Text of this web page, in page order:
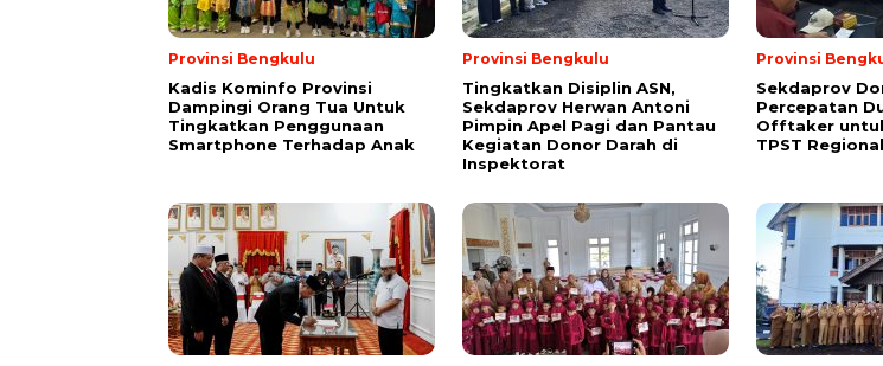
Provinsi Bengkulu
Kadis Kominfo Provinsi
Dampingi Orang Tua Untuk
Tingkatkan Penggunaan
Smartphone Terhadap Anak
Provinsi Bengkulu
Tingkatkan Disiplin ASN,
Sekdaprov Herwan Antoni
Pimpin Apel Pagi dan Pantau
Kegiatan Donor Darah di
Inspektorat
Provinsi
Sekdaprov
Percepatan
Offtaker
TPST Regional